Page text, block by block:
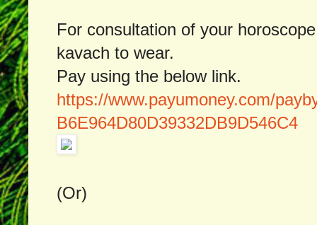
For consultation of your
kavach to wear.
Pay using the below link.
https://www.payumoney.com/
B6E964D80D39332DB9D546C4
(Or)